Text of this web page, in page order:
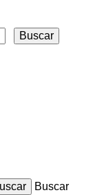
Buscar